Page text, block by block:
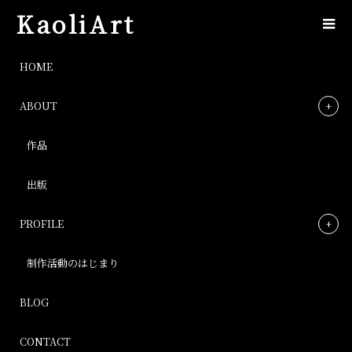
KaoliArt
HOME
ABOUT
作品
出版
PROFILE
制作活動のはじまり
BLOG
CONTACT
img_4380
Post